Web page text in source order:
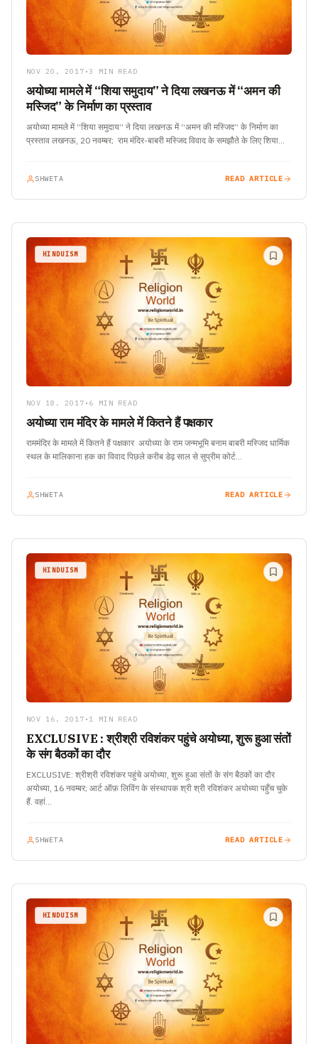
NOV 20, 2017 • 3 MIN READ
अयोध्या मामले में “शिया समुदाय” ने दिया लखनऊ में “अमन की
मस्जिद” के निर्माण का प्रस्ताव
अयोध्या मामले में “शिया समुदाय” ने दिया लखनऊ में “अमन की मस्जिद” के निर्माण का
प्रस्ताव लखनऊ, 20 नवम्बर; राम मंदिर-बाबरी मस्जिद विवाद के समझौते के लिए शिया…
SHWETA READ ARTICLE
HINDUISM
NOV 18, 2017 • 6 MIN READ
अयोध्या राम मंदिर के मामले में कितने हैं पक्षकार
राममंदिर के मामले में कितने हैं पक्षकार अयोध्या के राम जन्मभूमि बनाम बाबरी मस्जिद धार्मिक
स्थल के मालिकाना हक का विवाद पिछले करीब डेढ़ साल से सुप्रीम कोर्ट…
SHWETA READ ARTICLE
HINDUISM
NOV 16, 2017 • 1 MIN READ
EXCLUSIVE : श्रीश्री रविशंकर पहुंचे अयोध्या, शुरू हुआ संतों
के संग बैठकों का दौर
EXCLUSIVE: श्रीश्री रविशंकर पहुंचे अयोध्या, शुरू हुआ संतों के संग बैठकों का दौर
अयोध्या, 16 नवम्बर; आर्ट ऑफ़ लिविंग के संस्थापक श्री श्री रविशंकर अयोध्या पहुँच चुके
हैं. वहां…
SHWETA READ ARTICLE
HINDUISM